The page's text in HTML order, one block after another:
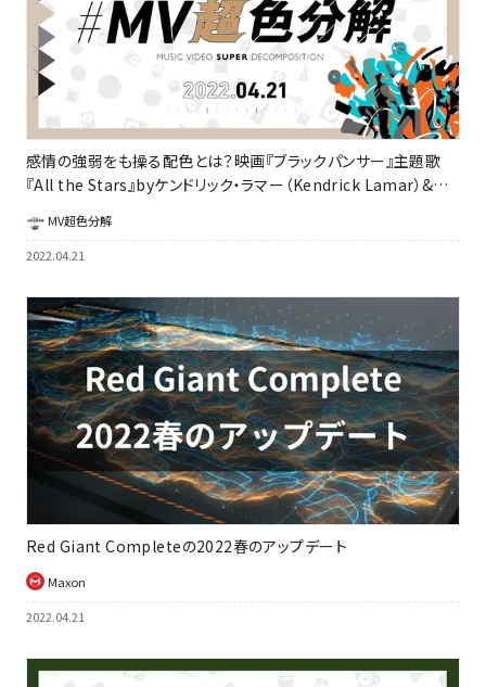
感情の強弱をも操る配色とは？映画『ブラックパンサー』主題歌
『All the Stars』byケンドリック・ラマー（Kendrick Lamar）&シ
MV超色分解
2022.04.21
Red Giant Completeの2022春のアップデート
Maxon
2022.04.21